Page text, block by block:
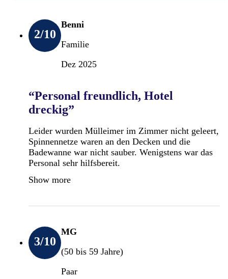
2/10
Benni
Familie
Dez 2025
“Personal freundlich, Hotel
dreckig”
Leider wurden Mülleimer im Zimmer nicht geleert,
Spinnennetze waren an den Decken und die
Badewanne war nicht sauber. Wenigstens war das
Personal sehr hilfsbereit.
Show more
3/10
MG
(50 bis 59 Jahre)
Paar